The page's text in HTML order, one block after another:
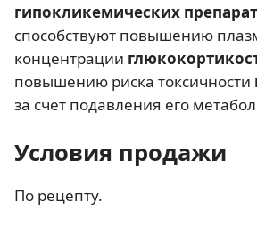
гипокликемических
способствуют повышению
концентрации
повышению риска токсичности
за счет подавления его
Условия продажи
По рецепту.